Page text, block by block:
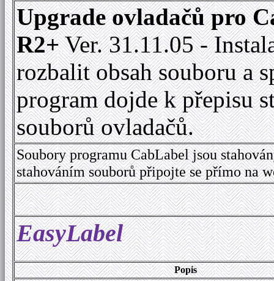
Upgrade ovladačů pro
R2+Ver. 31.11.05 -
rozbalit obsah souboru a
program dojde k přepisu
souborů ovladačů.
Soubory programu CabLabel jsou
stahováním souborů připojte se přímo na
EasyLabel
Popis